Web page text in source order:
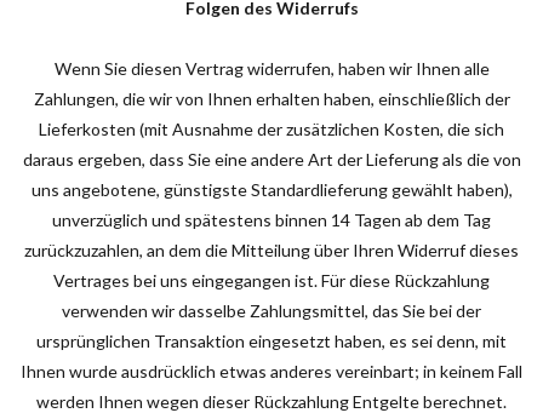
Folgen des Widerrufs
Wenn Sie diesen Vertrag widerrufen, haben wir Ihnen alle
Zahlungen, die wir von Ihnen erhalten haben, einschließlich der
Lieferkosten (mit Ausnahme der zusätzlichen Kosten, die sich
daraus ergeben, dass Sie eine andere Art der Lieferung als die von
uns angebotene, günstigste Standardlieferung gewählt haben),
unverzüglich und spätestens binnen 14 Tagen ab dem Tag
zurückzuzahlen, an dem die Mitteilung über Ihren Widerruf dieses
Vertrages bei uns eingegangen ist. Für diese Rückzahlung
verwenden wir dasselbe Zahlungsmittel, das Sie bei der
ursprünglichen Transaktion eingesetzt haben, es sei denn, mit
Ihnen wurde ausdrücklich etwas anderes vereinbart; in keinem Fall
werden Ihnen wegen dieser Rückzahlung Entgelte berechnet.